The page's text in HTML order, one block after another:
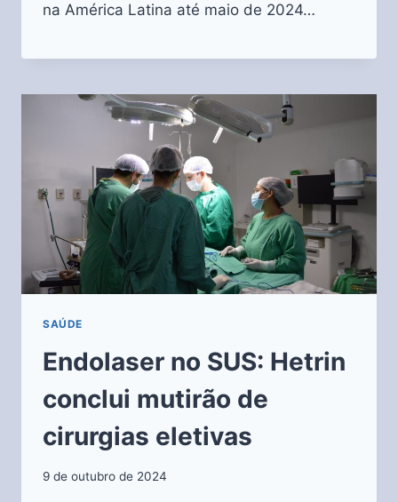
na América Latina até maio de 2024…
SAÚDE
Endolaser no SUS: Hetrin
conclui mutirão de
cirurgias eletivas
9 de outubro de 2024